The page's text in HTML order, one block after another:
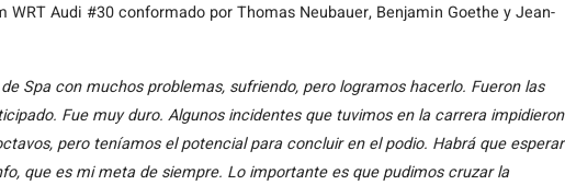
Audi #30 conformado por Thomas Neubauer, Benjamin Goethe y Jean-
Spa con muchos problemas, sufriendo, pero logramos hacerlo. Fueron las
Fue muy duro. Algunos incidentes que tuvimos en la carrera impidieron
pero teníamos el potencial para concluir en el podio. Habrá que esperar
que es mi meta de siempre. Lo importante es que pudimos cruzar la